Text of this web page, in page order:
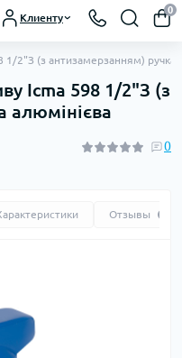
Клиенту
0
2"З (з антизамерзанням) ручка
Icma 598 1/2"З (з
алюмінієва
0
Отзывы